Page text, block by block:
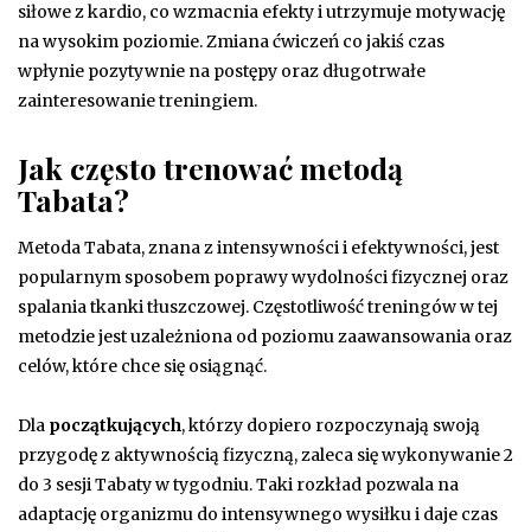
siłowe z kardio, co wzmacnia efekty i utrzymuje motywację
na wysokim poziomie. Zmiana ćwiczeń co jakiś czas
wpłynie pozytywnie na postępy oraz długotrwałe
zainteresowanie treningiem.
Jak często trenować metodą
Tabata?
Metoda Tabata, znana z intensywności i efektywności, jest
popularnym sposobem poprawy wydolności fizycznej oraz
spalania tkanki tłuszczowej. Częstotliwość treningów w tej
metodzie jest uzależniona od poziomu zaawansowania oraz
celów, które chce się osiągnąć.
Dla początkujących, którzy dopiero rozpoczynają swoją
przygodę z aktywnością fizyczną, zaleca się wykonywanie 2
do 3 sesji Tabaty w tygodniu. Taki rozkład pozwala na
adaptację organizmu do intensywnego wysiłku i daje czas